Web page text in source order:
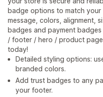
badge options to match
message, colors, alignment,
badges and payment
/ footer / hero / product
today!
Detailed styling options:
branded colors.
Add trust badges to any
your footer.